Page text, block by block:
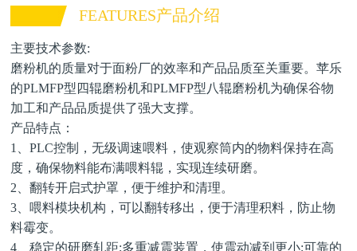
FEATURES产品介绍
主要技术参数:
磨粉机的质量对于面粉厂的效率和产品品质至关重要。苹乐
的PLMFP型四辊磨粉机和PLMFP型八辊磨粉机为确保谷物
加工和产品品质提供了强大支撑。
产品特点：
1、PLC控制，无级调速喂料，使观察筒内的物料保持在高
度，确保物料能布满喂料辊，实现连续研磨。
2、翻转开启式护罩，便于维护和清理。
3、喂料模块机构，可以翻转移出，便于清理积料，防止物
料霉变。
4、稳定的研磨轧距;多重减震装置，使震动减到更小;可靠的